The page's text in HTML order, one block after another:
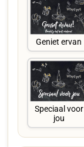
Geniet ervan
Speciaal voor
jou